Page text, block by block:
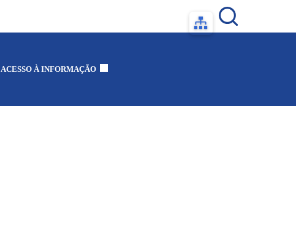
ACESSO À INFORMAÇÃO